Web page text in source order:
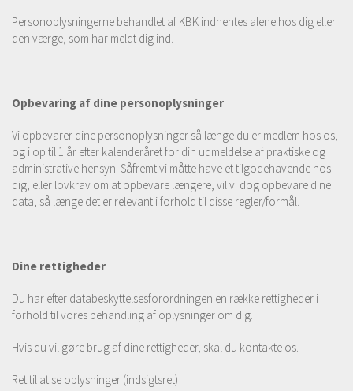
Personoplysningerne behandlet af KBK indhentes alene hos dig eller
den værge, som har meldt dig ind.
Opbevaring af dine personoplysninger
Vi opbevarer dine personoplysninger så længe du er medlem hos os,
og i op til 1 år efter kalenderåret for din udmeldelse af praktiske og
administrative hensyn. Såfremt vi måtte have et tilgodehavende hos
dig, eller lovkrav om at opbevare længere, vil vi dog opbevare dine
data, så længe det er relevant i forhold til disse regler/formål.
Dine rettigheder
Du har efter databeskyttelsesforordningen en række rettigheder i
forhold til vores behandling af oplysninger om dig.
Hvis du vil gøre brug af dine rettigheder, skal du kontakte os.
Ret til at se oplysninger (indsigtsret)